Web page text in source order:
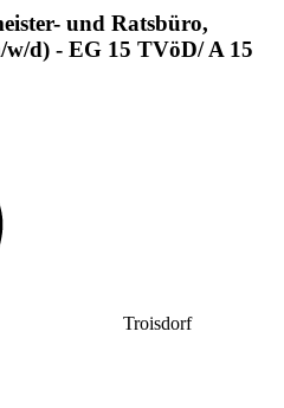
und Ratsbüro,
w/d) - EG 15 TVöD/ A 15
Troisdorf